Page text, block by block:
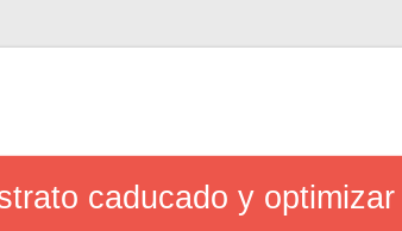
caducado y